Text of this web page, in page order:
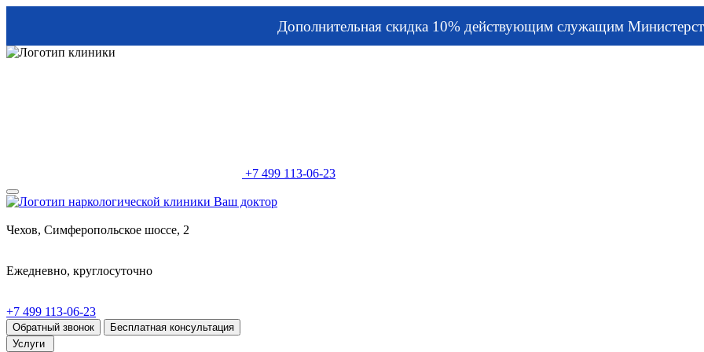
Дополнительная скидка 10% действующим служащим
+7 499 113-06-23
Чехов, Симферопольское шоссе, 2
Ежедневно, круглосуточно
+7 499 113-06-23
Обратный звонок
Бесплатная консультация
Услуги